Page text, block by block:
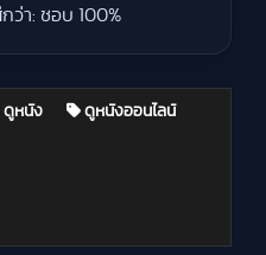
ว่า: ชอบ 100%
ดูหนัง ดูหนังออนไลน์